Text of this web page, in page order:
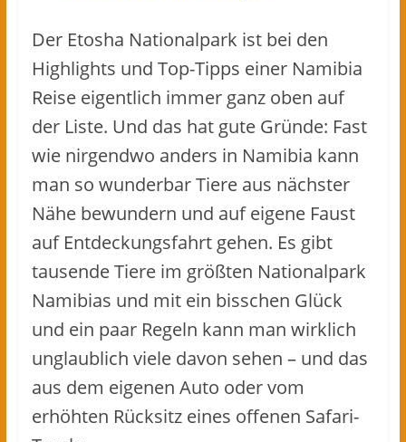
Der Etosha Nationalpark ist bei den
Highlights und Top-Tipps einer Namibia
Reise eigentlich immer ganz oben auf
der Liste. Und das hat gute Gründe: Fast
wie nirgendwo anders in Namibia kann
man so wunderbar Tiere aus nächster
Nähe bewundern und auf eigene Faust
auf Entdeckungsfahrt gehen. Es gibt
tausende Tiere im größten Nationalpark
Namibias und mit ein bisschen Glück
und ein paar Regeln kann man wirklich
unglaublich viele davon sehen – und das
aus dem eigenen Auto oder vom
erhöhten Rücksitz eines offenen Safari-